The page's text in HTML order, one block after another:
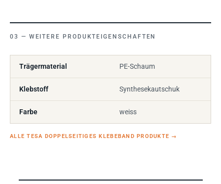
WEITERE PRODUKTEIGENSCHAFTEN
Trägermaterial PE-Schaum
Klebstoff Synthesekautschuk
Farbe weiss
ALLE TESA DOPPELSEITIGES KLEBEBAND PRODUKTE →